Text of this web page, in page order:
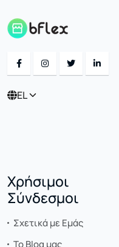
EL
Χρήσιμοι
Σύνδεσμοι
Σχετικά με Εμάς
Το Blog μας